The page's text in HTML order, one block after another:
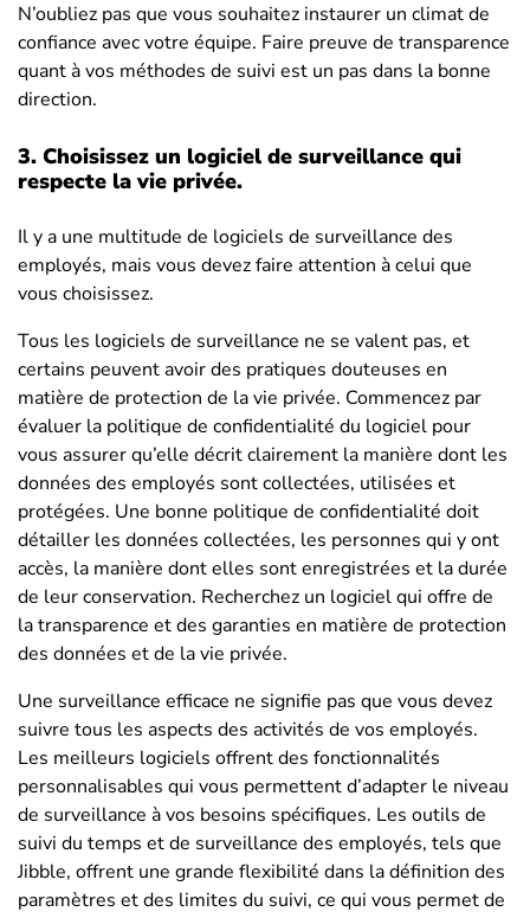
N’oubliez pas que vous souhaitez instaurer un climat de
confiance avec votre équipe. Faire preuve de transparence
quant à vos méthodes de suivi est un pas dans la bonne
direction.
3. Choisissez un logiciel de surveillance qui
respecte la vie privée.
Il y a une multitude de logiciels de surveillance des
employés, mais vous devez faire attention à celui que
vous choisissez.
Tous les logiciels de surveillance ne se valent pas, et
certains peuvent avoir des pratiques douteuses en
matière de protection de la vie privée. Commencez par
évaluer la politique de confidentialité du logiciel pour
vous assurer qu’elle décrit clairement la manière dont les
données des employés sont collectées, utilisées et
protégées. Une bonne politique de confidentialité doit
détailler les données collectées, les personnes qui y ont
accès, la manière dont elles sont enregistrées et la durée
de leur conservation. Recherchez un logiciel qui offre de
la transparence et des garanties en matière de protection
des données et de la vie privée.
Une surveillance efficace ne signifie pas que vous devez
suivre tous les aspects des activités de vos employés.
Les meilleurs logiciels offrent des fonctionnalités
personnalisables qui vous permettent d’adapter le niveau
de surveillance à vos besoins spécifiques. Les outils de
suivi du temps et de surveillance des employés, tels que
Jibble, offrent une grande flexibilité dans la définition des
paramètres et des limites du suivi, ce qui vous permet de